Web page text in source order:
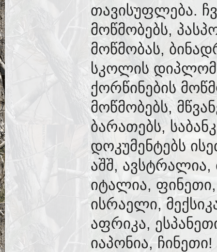
თავისუფლება.
მოწმობებს,
მოწმობას,
სკოლის
ქორწინების
მოწმობებს,
ბარათებს,
დოკუმენტებს
აშშ,
იტალია,
ისრაელი,
აფრიკა,
იაპონია,